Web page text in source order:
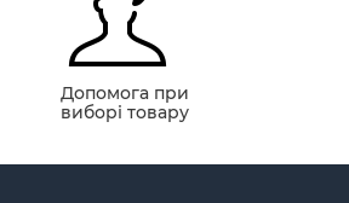
Допомога при
виборі товару